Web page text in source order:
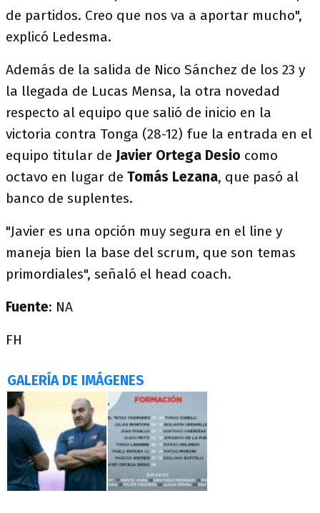
de partidos. Creo que nos va a aportar mucho",
explicó Ledesma.
Además de la salida de Nico Sánchez de los 23 y
la llegada de Lucas Mensa, la otra novedad
respecto al equipo que salió de inicio en la
victoria contra Tonga (28-12) fue la entrada en el
equipo titular de Javier Ortega Desio como
octavo en lugar de Tomás Lezana, que pasó al
banco de suplentes.
"Javier es una opción muy segura en el line y
maneja bien la base del scrum, que son temas
primordiales", señaló el head coach.
Fuente: NA
FH
GALERÍA DE IMÁGENES